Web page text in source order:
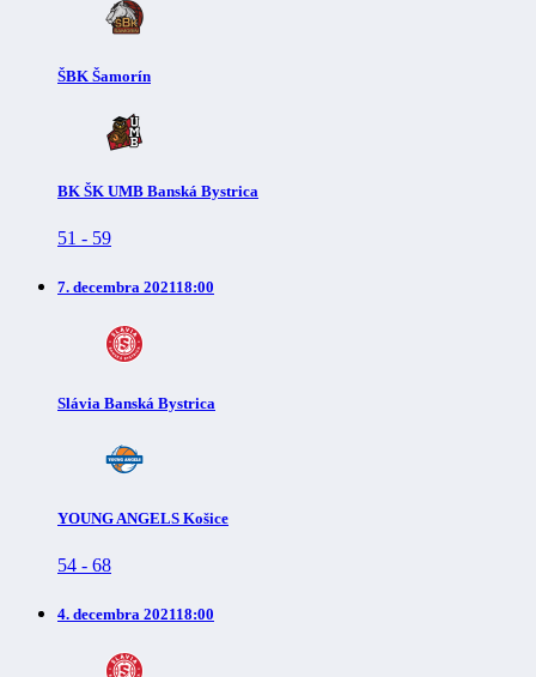
ŠBK Šamorín
BK ŠK UMB Banská Bystrica
51 - 59
7. decembra 202118:00
Slávia Banská Bystrica
YOUNG ANGELS Košice
54 - 68
4. decembra 202118:00